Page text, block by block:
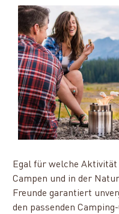
Egal für welche
Campen und in der
Freunde garantiert
den passenden